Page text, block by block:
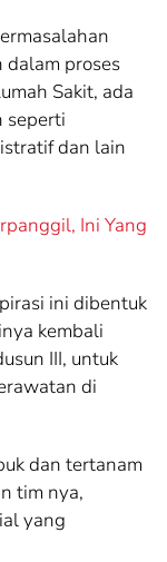
proses
Sakit, ada
seperti
dan lain
Ini Yang
ini dibentuk
kembali
III, untuk
di
dan tertanam
tim nya,
yang